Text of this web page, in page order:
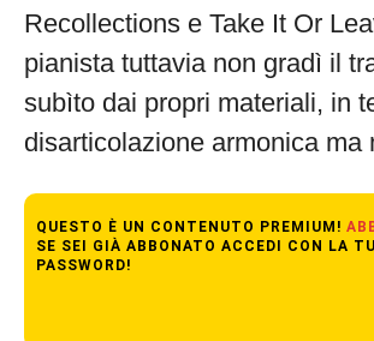
Recollections e Take It Or
pianista tuttavia non gradì il
subìto dai propri materiali, in
disarticolazione armonica
QUESTO È UN CONTENUTO PREMIUM!
SE SEI GIÀ ABBONATO ACCEDI CON LA
PASSWORD!